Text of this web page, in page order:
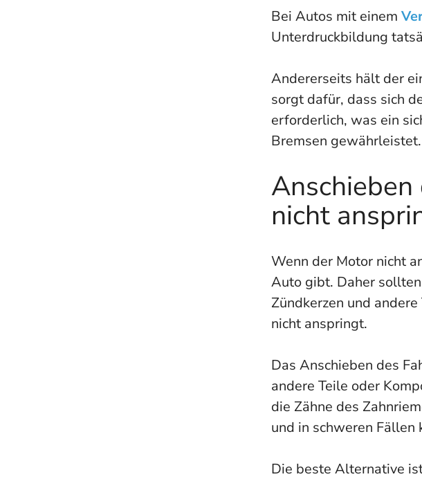
Bei Autos mit einem
Unterdruckbildung
Andererseits hält der
sorgt dafür, dass sich
erforderlich, was ein
Bremsen gewährleistet.
nicht
Wenn der Motor nicht
Auto gibt. Daher
Zündkerzen und
nicht anspringt.
Das Anschieben des
andere Teile oder
die Zähne des
und in schweren Fällen
Die beste Alternative